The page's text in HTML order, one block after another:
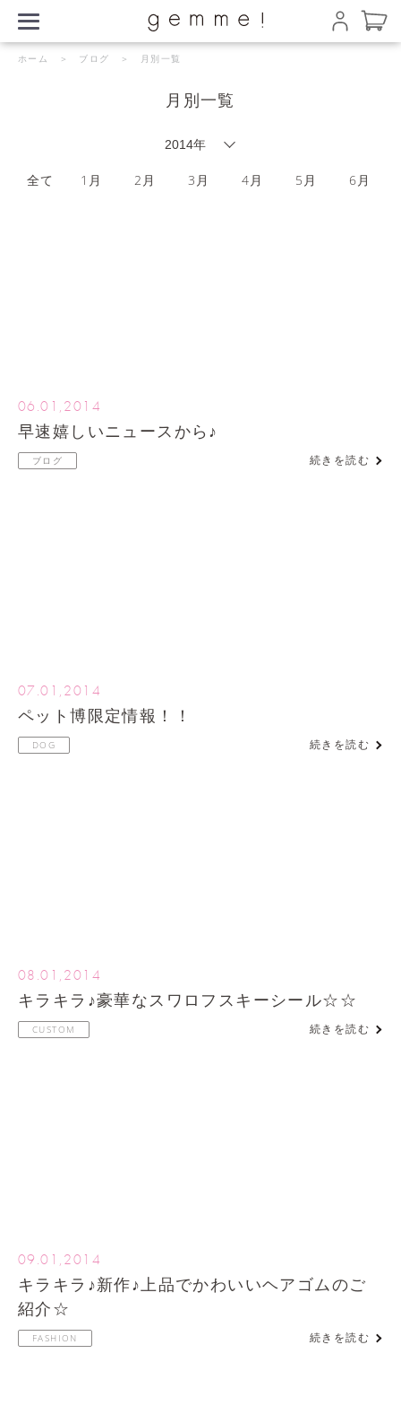
ホーム ＞ ブログ ＞ 月別一覧
月別一覧
全て 1月 2月 3月 4月 5月 6月
06.01,2014
早速嬉しいニュースから♪
ブログ 続きを読む
07.01,2014
ペット博限定情報！！
DOG 続きを読む
08.01,2014
キラキラ♪豪華なスワロフスキーシール☆☆
CUSTOM 続きを読む
09.01,2014
キラキラ♪新作♪上品でかわいいヘアゴムのご
紹介☆
FASHION 続きを読む